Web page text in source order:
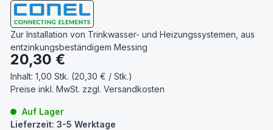
Zur Installation von Trinkwasser- und Heizungssystemen, aus
entzinkungsbeständigem Messing
Regulärer Preis:
20,30 €
Inhalt: 1,00 Stk. (20,30 € / Stk.)
Preise inkl. MwSt. zzgl. Versandkosten
Auf Lager
Lieferzeit: 3-5 Werktage